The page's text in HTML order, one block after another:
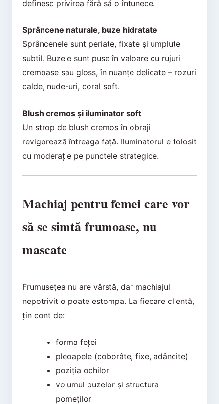
definesc privirea fără să o întunece.
Sprâncene naturale, buze hidratate
Sprâncenele sunt periate, fixate și umplute
subtil. Buzele sunt puse în valoare cu rujuri
cremoase sau gloss, în nuanțe delicate – rozuri
calde, nude-uri, coral soft.
Blush cremos și iluminator soft
Un strop de blush cremos în obraji
revigorează întreaga față. Iluminatorul e folosit
cu moderație pe punctele strategice.
Machiaj pentru femei care vor
să se simtă frumoase, nu
mascate
Frumusețea nu are vârstă, dar machiajul
nepotrivit o poate estompa. La fiecare clientă,
țin cont de:
forma feței
pleoapele (coborâte, fixe, adâncite)
poziția ochilor
volumul buzelor și structura
pomeților